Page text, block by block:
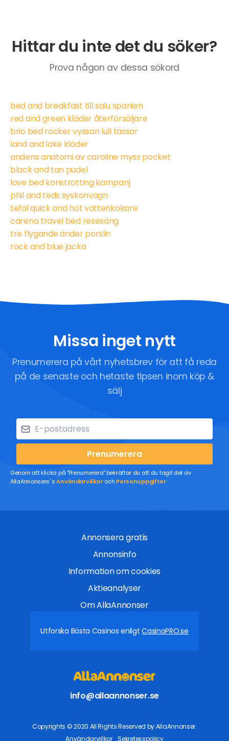
Hittar du inte det du söker?
Prova någon av dessa sökord
bed and breakfast till salu spanien
red and green kläder återförsäljare
brio bed rocker vyssan lull tassar
land and lake kläder
andens anatomi av caroline myss pocket
black and tan pudel
love bed konstrotting kampanj
phil and teds syskonvagn
tefal quick and hot vattenkokare
carena travel bed resesäng
tre flygande änder porslin
rock and blue jacka
Missa inget nytt
Prenumerera på vårt nyhetsbrev för att få reda
på de senaste och hetaste tipsen inom köp &
sälj
Prenumerera
Genom att klicka på "Prenumerera" bekräftar du att du tagit del av
AllaAnnonsers´sAnvändarvillkoroch Personuppgifter
Annonsera gratis
Annonsinfo
Information om cookies
Aktieanalyser
Om AllaAnnonser
Utforska Bästa Casinos enligtCasinoPRO.se
info@allaannonser.se
Copyrights © 2020 All Rights Reserved by AllaAnnonser.
Användarvillkor
Sekretesspolicy